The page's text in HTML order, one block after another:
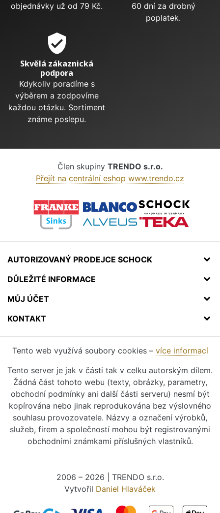
objednávky už od 79 Kč.
60 dní za drobný
poplatek.
verified_user
Skvělá zákaznická
podpora
Kdykoliv poradíme s
výběrem a zodpovíme
každou otázku. Sortiment
známe poslepu.
Člen skupiny TRENDO s.r.o.
Přejít na centrální eshop www.trendo.cz
AUTORIZOVANÝ PRODEJCE SCHOCK
DŮLEŽITÉ INFORMACE
MŮJ ÚČET
KONTAKT
Tento web využívá soubory cookies – více informací
Tento server je jak v části tak v celku autorským dílem.
Žádná část tohoto webu (texty, obrázky, parametry,
obchodní podmínky ani další části serveru) nesmí být
kopírována nebo jinak reprodukována bez výslovného
souhlasu provozovatele. Názvy a označení výrobků,
služeb, firem a společností mohou být registrovanými
obchodními známkami příslušných vlastníků.
2006 – 2026 | TRENDO s.r.o.
Vytvořil Daniel Hlaváček